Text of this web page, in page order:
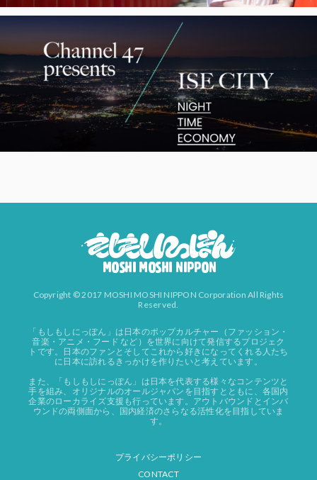
Copyright © 2017 MOSHI MOSHI NIPPON Corporation All Rights
Reserved.
「もしもしにっぽん」は日本のポップカルチャー（ファッション・
音楽・アニメ・フード など）を世界に向けて発信するプロジェク
トです。日本のファンとそしてこれから好きになってくれる人たち
に日本に訪れるきっかけを作りたいと考えています。
また、「もしもしにっぽん」は日本を代表する様々なコンテンツと
手を組み、オリジナルのオールジャパンを目指すとともに、各国内
企業のローカライズ支援も行っています。アウトバウンドとインバ
ウンドの両側面から、国内経済のさらなる活性化を目指していま
す。
プライバシーポリシー
CONTACT